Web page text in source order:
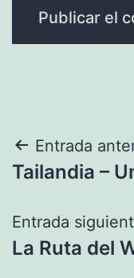
de
entradas
Entrada
Tailandia –
Entrada
La Ruta del